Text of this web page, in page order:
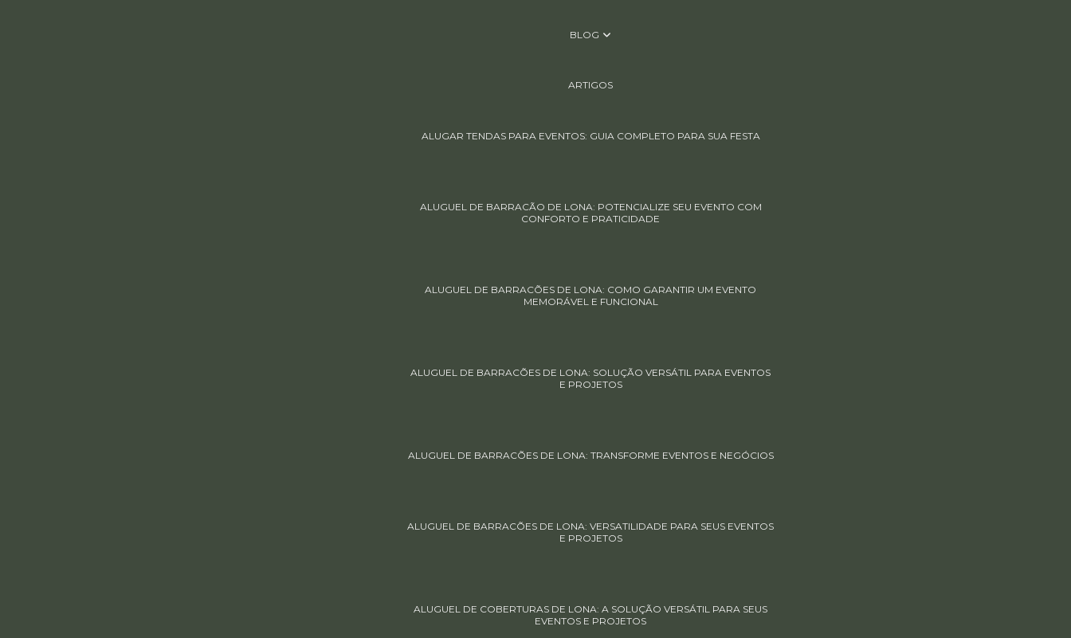
BLOG
ARTIGOS
ALUGAR TENDAS PARA EVENTOS: GUIA COMPLETO PARA SUA FESTA
ALUGUEL DE BARRACÃO DE LONA: POTENCIALIZE SEU EVENTO COM
CONFORTO E PRATICIDADE
ALUGUEL DE BARRACÕES DE LONA: COMO GARANTIR UM EVENTO
MEMORÁVEL E FUNCIONAL
ALUGUEL DE BARRACÕES DE LONA: SOLUÇÃO VERSÁTIL PARA EVENTOS
E PROJETOS
ALUGUEL DE BARRACÕES DE LONA: TRANSFORME EVENTOS E NEGÓCIOS
ALUGUEL DE BARRACÕES DE LONA: VERSATILIDADE PARA SEUS EVENTOS
E PROJETOS
ALUGUEL DE COBERTURAS DE LONA: A SOLUÇÃO VERSÁTIL PARA SEUS
EVENTOS E PROJETOS